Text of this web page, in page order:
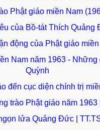
Phật giáo miền Nam
của Bồ-tát Thích
động của Phật giáo
Nam năm 1963 -
Quỳnh
đến cục diện chính trị
trào Phật giáo năm
lửa Quảng Đức |